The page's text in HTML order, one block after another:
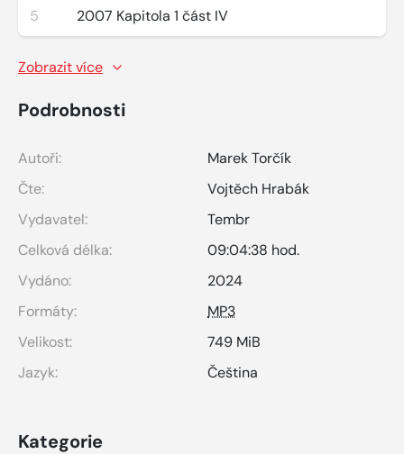
5 2007 Kapitola 1 část IV
Zobrazit více
Podrobnosti
Autoři:
Marek Torčík
Čte:
Vojtěch Hrabák
Vydavatel:
Tembr
Celková délka:
09:04:38 hod.
Vydáno:
2024
Formáty:
MP3
Velikost:
749 MiB
Jazyk:
Čeština
Kategorie